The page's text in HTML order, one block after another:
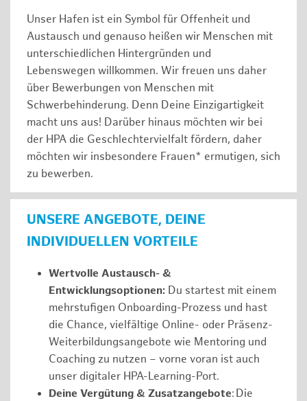
Unser Hafen ist ein Symbol für Offenheit und
Austausch und genauso heißen wir Menschen mit
unterschiedlichen Hintergründen und
Lebenswegen willkommen. Wir freuen uns daher
über Bewerbungen von Menschen mit
Schwerbehinderung. Denn Deine Einzigartigkeit
macht uns aus! Darüber hinaus möchten wir bei
der HPA die Geschlechtervielfalt fördern, daher
möchten wir insbesondere Frauen* ermutigen, sich
zu bewerben.
UNSERE ANGEBOTE, DEINE
INDIVIDUELLEN VORTEILE
Wertvolle Austausch- &
Entwicklungsoptionen: Du startest mit einem
mehrstufigen Onboarding-Prozess und hast
die Chance, vielfältige Online- oder Präsenz-
Weiterbildungsangebote wie Mentoring und
Coaching zu nutzen – vorne voran ist auch
unser digitaler HPA-Learning-Port.
Deine Vergütung & Zusatzangebote: Die